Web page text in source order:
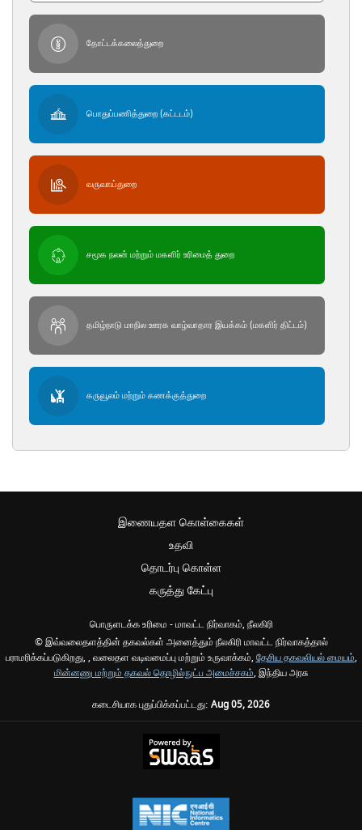
தோட்டக்கலைத்துறை
பொதுப்பணித்துறை (கட்டடம்)
வருவாய்துறை
சமூக நலன் மற்றும் மகளிர் உரிமைத் துறை
தமிழ்நாடு மாநில ஊரக வாழ்வாதார இயக்கம் (மகளிர் திட்டம்)
கருவூலம் மற்றும் கணக்குத்துறை
இணையதள கொள்கைகள்
உதவி
தொடர்பு கொள்ள
கருத்து கேட்பு
பொருளடக்க உரிமை - மாவட்ட நிர்வாகம், நீலகிரி
© இவ்வலைதளத்தின் தகவல்கள் அனைத்தும் நீலகிரி மாவட்ட நிர்வாகத்தால்
பராமரிக்கப்படுகிறது, , வலைதள வடிவமைப்பு மற்றும் உருவாக்கம், தேசிய தகவலியல் மையம்,
மின்னணு மற்றும் தகவல் தொழில்நுட்ப அமைச்சகம், இந்திய அரசு
கடைசியாக புதுப்பிக்கப்பட்டது: Aug 05, 2026